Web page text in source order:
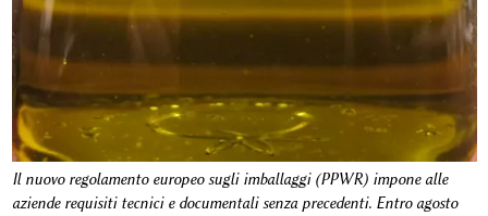
Il nuovo regolamento europeo sugli imballaggi (PPWR) impone alle
aziende requisiti tecnici e documentali senza precedenti. Entro agosto